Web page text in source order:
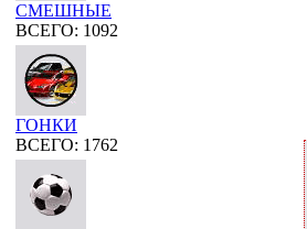
СМЕШНЫЕ
ВСЕГО: 1092
ГОНКИ
ВСЕГО: 1762